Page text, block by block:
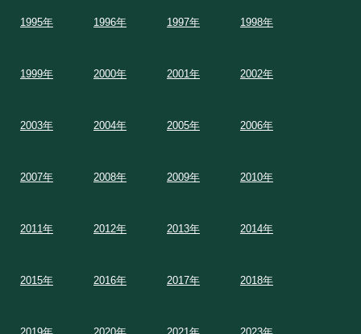
1995年 1996年 1997年 1998年
1999年 2000年 2001年 2002年
2003年 2004年 2005年 2006年
2007年 2008年 2009年 2010年
2011年 2012年 2013年 2014年
2015年 2016年 2017年 2018年